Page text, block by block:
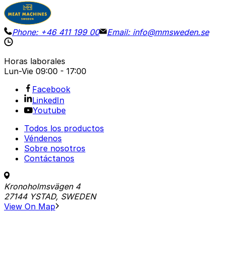
Phone: +46 411 199 00 Email: info@mmsweden.se
Horas laborales
Lun-Vie 09:00 - 17:00
Facebook
LinkedIn
Youtube
Todos los productos
Véndenos
Sobre nosotros
Contáctanos
Kronoholmsvägen 4
27144 YSTAD, SWEDEN
View On Map